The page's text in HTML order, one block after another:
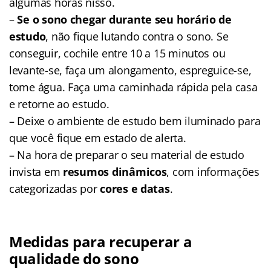
–Se o sono chegar durante seu horário de
estudo, não fique lutando contra o sono. Se
conseguir, cochile entre 10 a 15 minutos ou
levante-se, faça um alongamento, espreguice-se,
tome água. Faça uma caminhada rápida pela casa
e retorne ao estudo.
– Deixe o ambiente de estudo bem iluminado para
que você fique em estado de alerta.
– Na hora de preparar o seu material de estudo
invista em resumos dinâmicos, com informações
categorizadas porcores e datas.
Medidas para recuperar a
qualidade do sono